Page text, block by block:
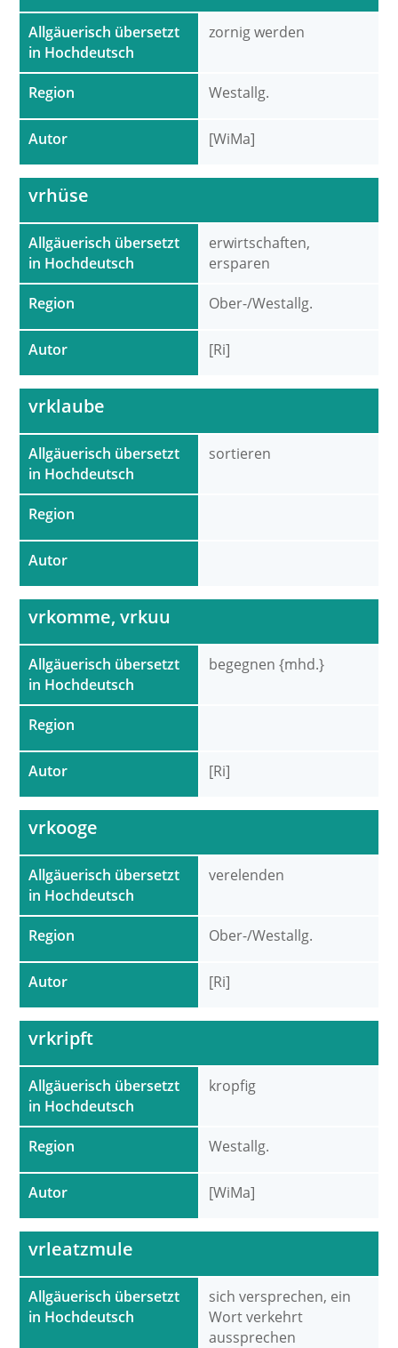
Allgäuerisch übersetzt
in Hochdeutsch
Region
Autor
zornig werden
Westallg.
[WiMa]
Allgäuerisch übersetzt
in Hochdeutsch
Region
Autor
vrhüse
erwirtschaften,
ersparen
Ober-/Westallg.
[Ri]
Allgäuerisch übersetzt
in Hochdeutsch
Region
Autor
vrklaube
sortieren
Allgäuerisch übersetzt
in Hochdeutsch
Region
Autor
vrkomme, vrkuu
begegnen {mhd.}
[Ri]
Allgäuerisch übersetzt
in Hochdeutsch
Region
Autor
vrkooge
verelenden
Ober-/Westallg.
[Ri]
Allgäuerisch übersetzt
in Hochdeutsch
Region
Autor
vrkripft
kropfig
Westallg.
[WiMa]
Allgäuerisch übersetzt
in Hochdeutsch
vrleatzmule
sich versprechen, ein
Wort verkehrt
aussprechen